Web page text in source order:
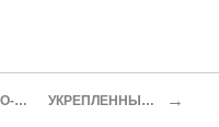
Глава 6 СТРЕЛКОВЫЕ И ВОЗДУШНО-ДЕСАНТНЫЕ ВОЙСКА УКРЕПЛЕННЫЕ РАЙОНЫ →